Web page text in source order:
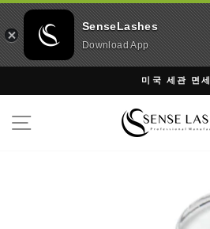
용
슬
라
이
정
미국 세관 면세
SenseLashes
Download App